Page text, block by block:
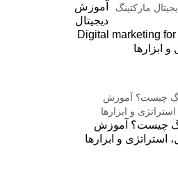
آموزش
دیجیتال
مارکتینگ: کتاب Digital marketing for
چیست؟ آموزش
استراتژی و ابزارها